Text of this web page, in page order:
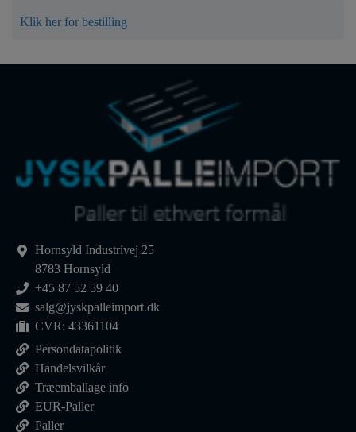
Klik her for bestilling
Hornsyld Industrivej 25
8783 Hornsyld
+45 87 52 59 40
salg@jyskpalleimport.dk
CVR: 43361104
Persondatapolitik
Handelsvilkår
Træemballage info
EUR-Paller
Paller